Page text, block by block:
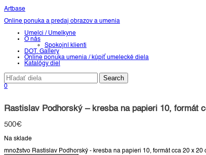
Artbase
Online ponuka a predaj obrazov a umenia
Toggle
navigation
Umelci / Umelkyne
O nás
Spokojní klienti
DOT. Gallery
Online ponuka umenia / kúpiť umelecké diela
Katalógy diel
0
Rastislav Podhorský – kresba na papieri 10, formát
500€
Na sklade
množstvo Rastislav Podhorský - kresba na papieri 10, formát cca 20 x 20